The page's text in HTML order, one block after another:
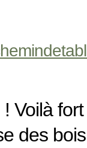
Voilà
des